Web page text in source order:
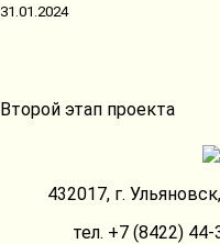
31.01.2024
Второй этап проекта
432017, г.
тел. +7 (8422) 44-